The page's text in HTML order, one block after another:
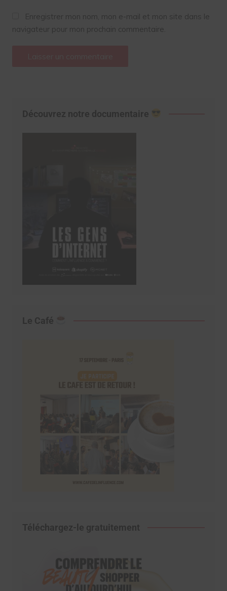
Enregistrer mon nom, mon e-mail et mon site dans le
navigateur pour mon prochain commentaire.
Découvrez notre documentaire
Le Café
Téléchargez-le gratuitement